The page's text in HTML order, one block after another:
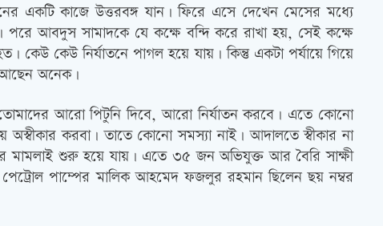
কাজে উত্তরবঙ্গ যান। ফিরে এসে দেখেন মেসের মধ্যে
পরে আবদুস সামাদকে যে কক্ষে বন্দি করে রাখা হয়, সেই কক্ষে
কেউ নির্যাতনে পাগল হয়ে যায়। কিন্তু একটা পর্যায়ে গিয়ে
আছেন অনেক।
আরো পিটুনি দিবে, আরো নির্যাতন করবে। এতে কোনো
করবা। তাতে কোনো সমস্যা নাই। আদালতে স্বীকার না
মামলাই শুরু হয়ে যায়। এতে ৩৫ জন অভিযুক্ত আর বৈরি সাক্ষী
পাম্পের মালিক আহমেদ ফজলুর রহমান ছিলেন ছয় নম্বর